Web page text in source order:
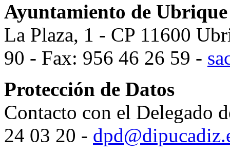
Ayuntamiento de Ubrique
La Plaza, 1 - CP 11600
90 - Fax: 956 46 26 59 -
Protección de Datos
Contacto con el Delegado
24 03 20 -